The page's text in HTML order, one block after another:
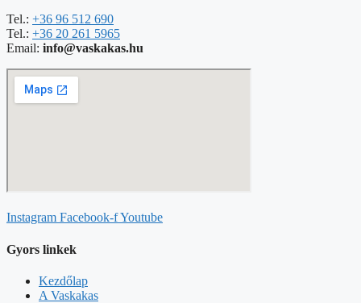
Tel.: +36 96 512 690
Tel.: +36 20 261 5965
Email: info@vaskakas.hu
Instagram Facebook-fYoutube
Gyors linkek
Kezdőlap
A Vaskakas